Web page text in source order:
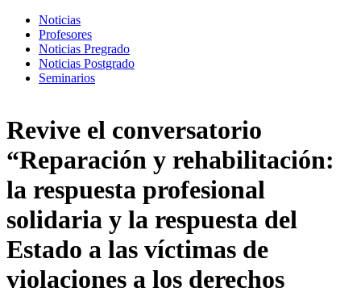
Noticias
Profesores
Noticias Pregrado
Noticias Postgrado
Seminarios
Revive el conversatorio
“Reparación y rehabilitación:
la respuesta profesional
solidaria y la respuesta del
Estado a las víctimas de
violaciones a los derechos